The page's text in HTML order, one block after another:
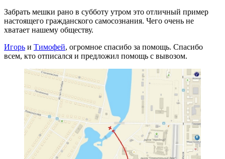
Забрать мешки рано в субботу утром это отличный пример
настоящего гражданского самосознания. Чего очень не
хватает нашему обществу.
Игорь и Тимофей, огромное спасибо за помощь. Спасибо
всем, кто отписался и предложил помощь с вывозом.